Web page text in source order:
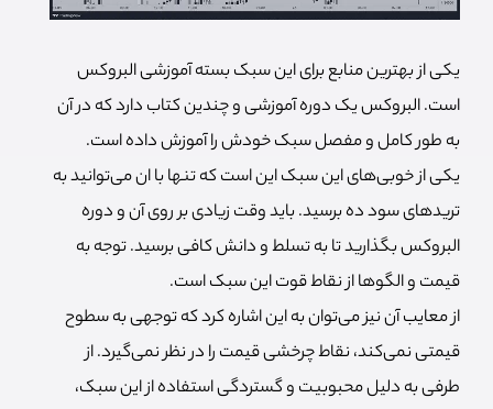
یکی از بهترین منابع برای این سبک بسته آموزشی البروکس
است. البروکس یک دوره آموزشی و چندین کتاب دارد که در آن
به طور کامل و مفصل سبک خودش را آموزش داده است.
یکی از خوبی‌های این سبک این است که تنها با ان می‌توانید به
تریدهای سود ده برسید. باید وقت زیادی بر روی آن و دوره
البروکس بگذارید تا به تسلط و دانش کافی برسید. توجه به
قیمت و الگوها از نقاط قوت این سبک است.
از معایب آن نیز می‌توان به این اشاره کرد که توجهی به سطوح
قیمتی نمی‌کند، نقاط چرخشی قیمت را در نظر نمی‌گیرد. از
طرفی به دلیل محبوبیت و گستردگی استفاده از این سبک،